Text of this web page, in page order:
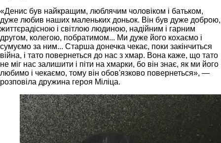
«Денис був найкращим, люблячим чоловіком і батьком,
дуже любив наших маленьких доньок. Він був дуже доброю,
життєрадісною і світлою людиною, надійним і гарним
другом, колегою, побратимом... Ми дуже його кохаємо і
сумуємо за ним... Старша донечка чекає, поки закінчиться
війна, і тато повернеться до нас з хмар. Вона каже, що тато
не міг нас залишити і піти на хмарки, бо він знає, як ми його
любимо і чекаємо, тому він обов'язково повернеться», —
розповіла дружина героя Міліца.